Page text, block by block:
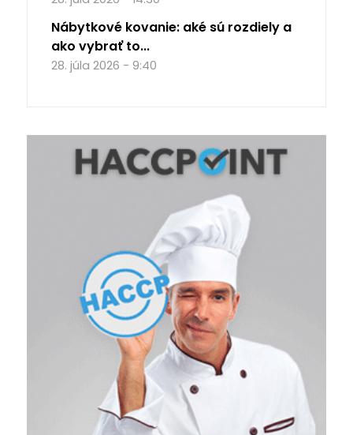
Nábytkové kovanie: aké sú rozdiely a
ako vybrať to...
28. júla 2026 - 9:40